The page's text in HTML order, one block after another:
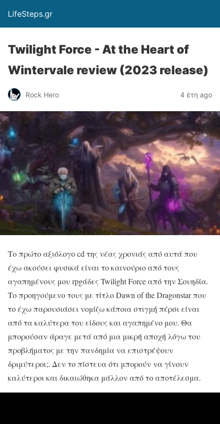
LifeSteps.gr
Twilight Force - At the Heart of
Wintervale review (2023 release)
Rock Hero 4 έτη ago
Το πρώτο αξιόλογο cd της νέας χρονιάς από αυτά που
έχω ακούσει φυσικά είναι το καινούριο από τους
αγαπημένους μου rpgάδες Twilight Force από την Σουηδία.
Το προηγούμενο τους με τίτλο Dawn of the Dragonstar που
το έχω παρουσιάσει νομίζω κάποια στιγμή πέρσι είναι
από τα καλύτερα του είδους και αγαπημένο μου. Θα
μπορούσαν άραγε μετά από μια μικρή αποχή λόγω του
προβλήματος με την πανδημία να επιστρέψουν
δριμύτεροι;. Δεν το πίστευα ότι μπορούν να γίνουν
καλύτεροι και δικαιώθηκα μάλλον από το αποτέλεσμα.